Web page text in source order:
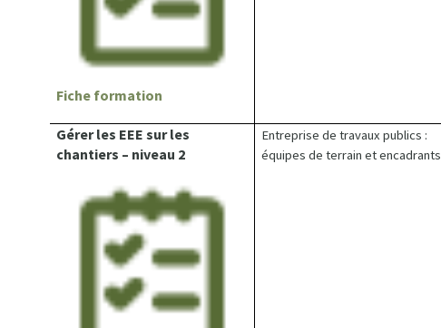
Fiche formation
Gérer les EEE sur les
chantiers – niveau 2
Entreprise de travaux publics :
équipes de terrain et encadrants